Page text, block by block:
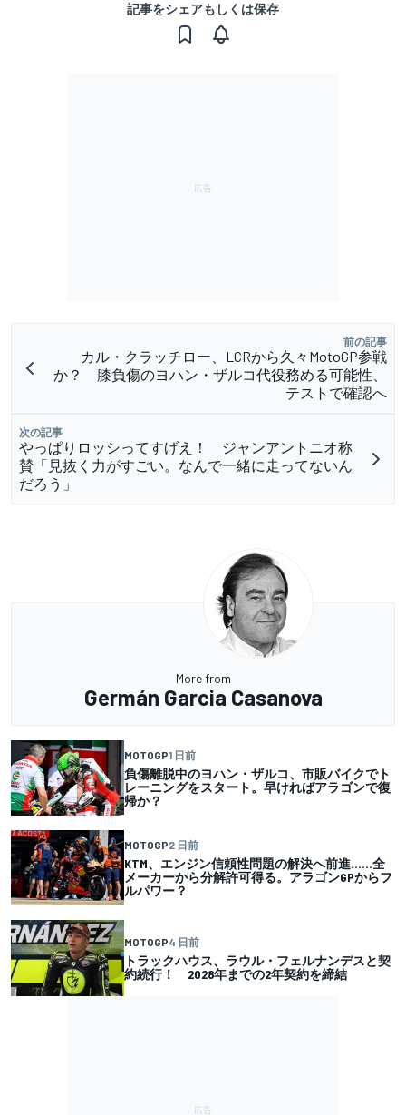
記事をシェアもしくは保存
前の記事
カル・クラッチロー、LCRから久々MotoGP参戦
か？ 膝負傷のヨハン・ザルコ代役務める可能性、
テストで確認へ
次の記事
やっぱりロッシってすげえ！ ジャンアントニオ称
賛「見抜く力がすごい。なんで一緒に走ってないん
だろう」
More from
Germán Garcia Casanova
MOTOGP1 日前
負傷離脱中のヨハン・ザルコ、市販バイクでト
レーニングをスタート。早ければアラゴンで復
帰か？
MOTOGP2 日前
KTM、エンジン信頼性問題の解決へ前進……全
メーカーから分解許可得る。アラゴンGPからフ
ルパワー？
MOTOGP4 日前
トラックハウス、ラウル・フェルナンデスと契
約続行！ 2028年までの2年契約を締結